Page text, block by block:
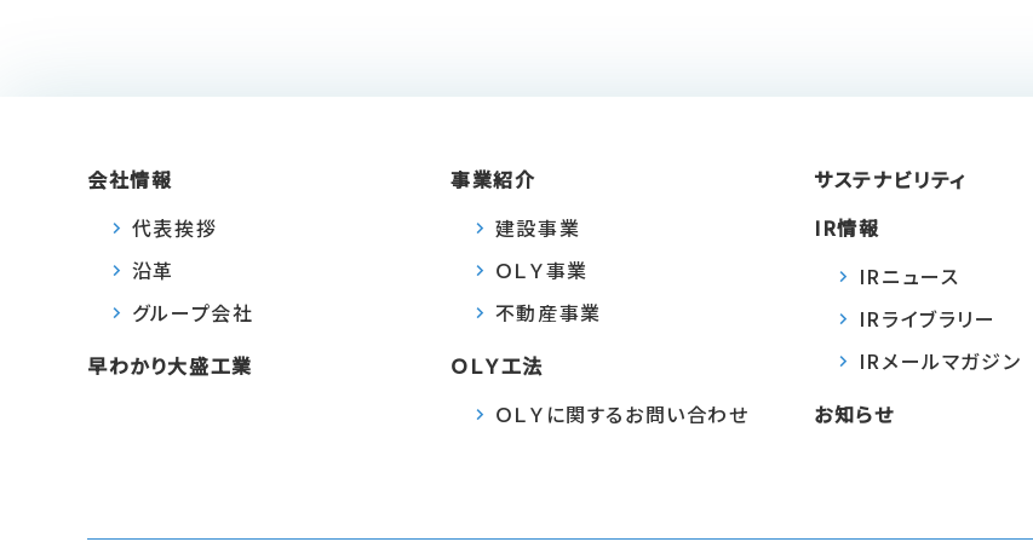
会社情報
代表挨拶
沿革
グループ会社
早わかり大盛工業
事業紹介
建設事業
ＯＬＹ事業
不動産事業
ＯＬＹ工法
ＯＬＹに関するお問い合わせ
サステナビリティ
IR情報
IRニュース
IRライブラリー
IRメールマガジン
お知らせ